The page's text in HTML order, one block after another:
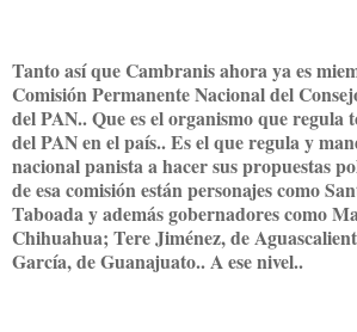
Tanto así que Cambranis ahora ya es
Comisión Permanente Nacional del
del PAN.. Que es el organismo que regula
del PAN en el país.. Es el que regula y
nacional panista a hacer sus propuestas
de esa comisión están personajes como
Taboada y además gobernadores como
Chihuahua; Tere Jiménez, de
García, de Guanajuato.. A ese nivel..